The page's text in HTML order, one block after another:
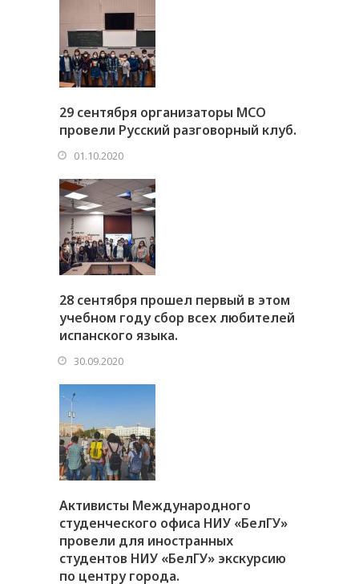
29 сентября организаторы МСО
провели Русский разговорный клуб.
01.10.2020
28 сентября прошел первый в этом
учебном году сбор всех любителей
испанского языка.
30.09.2020
Активисты Международного
студенческого офиса НИУ «БелГУ»
провели для иностранных
студентов НИУ «БелГУ» экскурсию
по центру города.